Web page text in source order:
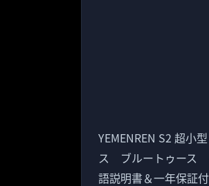
YEMENREN S2
ス ブルートゥース
語説明書＆一年保証